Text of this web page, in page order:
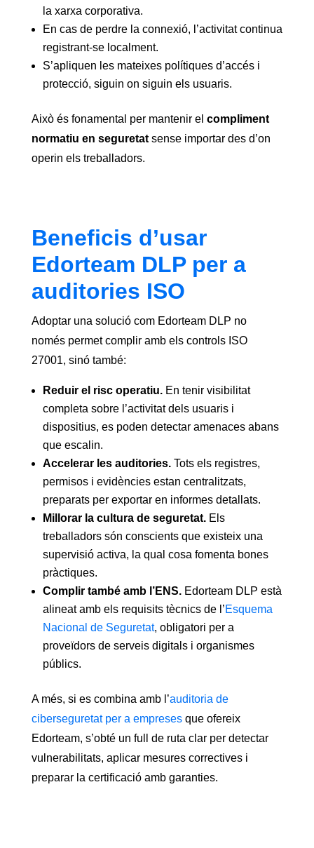
la xarxa corporativa.
En cas de perdre la connexió, l’activitat continua
registrant-se localment.
S’apliquen les mateixes polítiques d’accés i
protecció, siguin on siguin els usuaris.
Això és fonamental per mantenir el compliment
normatiu en seguretatsense importar des d’on
operin els treballadors.
Beneficis d’usar
Edorteam DLP per a
auditories ISO
Adoptar una solució com Edorteam DLP no
només permet complir amb els controls ISO
27001, sinó també:
Reduir el risc operatiu.En tenir visibilitat
completa sobre l’activitat dels usuaris i
dispositius, es poden detectar amenaces abans
que escalin.
Accelerar les auditories.Tots els registres,
permisos i evidències estan centralitzats,
preparats per exportar en informes detallats.
Millorar la cultura de seguretat.Els
treballadors són conscients que existeix una
supervisió activa, la qual cosa fomenta bones
pràctiques.
Complir també amb l’ENS.Edorteam DLP està
alineat amb els requisits tècnics de l’Esquema
Nacional de Seguretat, obligatori per a
proveïdors de serveis digitals i organismes
públics.
A més, si es combina amb l’auditoria de
ciberseguretat per a empresesque ofereix
Edorteam, s’obté un full de ruta clar per detectar
vulnerabilitats, aplicar mesures correctives i
preparar la certificació amb garanties.